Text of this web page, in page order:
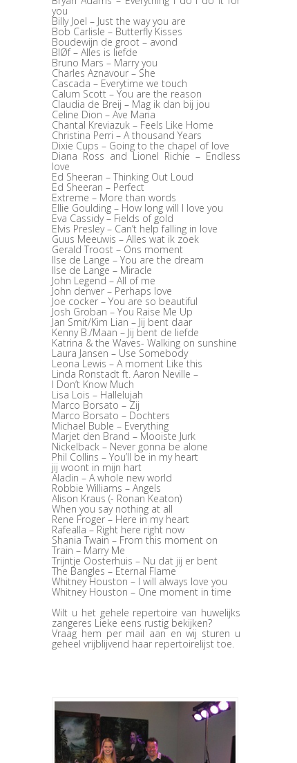
you
Billy Joel – Just the way you are
Bob Carlisle – Butterfly Kisses
Boudewijn de groot – avond
BlØf – Alles is liefde
Bruno Mars – Marry you
Charles Aznavour – She
Cascada – Everytime we touch
Calum Scott – You are the reason
Claudia de Breij – Mag ik dan bij jou
Celine Dion – Ave Maria
Chantal Kreviazuk – Feels Like Home
Christina Perri – A thousand Years
Dixie Cups – Going to the chapel of love
Diana Ross and Lionel Richie – Endless
love
Ed Sheeran – Thinking Out Loud
Ed Sheeran – Perfect
Extreme – More than words
Ellie Goulding – How long will I love you
Eva Cassidy – Fields of gold
Elvis Presley – Can’t help falling in love
Guus Meeuwis – Alles wat ik zoek
Gerald Troost – Ons moment
Ilse de Lange – You are the dream
Ilse de Lange – Miracle
John Legend – All of me
John denver – Perhaps love
Joe cocker – You are so beautiful
Josh Groban – You Raise Me Up
Jan Smit/Kim Lian – Jij bent daar
Kenny B./Maan – Jij bent de liefde
Katrina & the Waves- Walking on sunshine
Laura Jansen – Use Somebody
Leona Lewis – A moment Like this
Linda Ronstadt ft. Aaron Neville –
I Don’t Know Much
Lisa Lois – Hallelujah
Marco Borsato – Zij
Marco Borsato – Dochters
Michael Buble – Everything
Marjet den Brand – Mooiste Jurk
Nickelback – Never gonna be alone
Phil Collins – You’ll be in my heart
jij woont in mijn hart
Aladin – A whole new world
Robbie Williams – Angels
Alison Kraus (- Ronan Keaton)
When you say nothing at all
Rene Froger – Here in my heart
Rafealla – Right here right now
Shania Twain – From this moment on
Train – Marry Me
Trijntje Oosterhuis – Nu dat jij er bent
The Bangles – Eternal Flame
Whitney Houston – I will always love you
Whitney Houston – One moment in time
Wilt u het gehele repertoire van huwelijks
zangeres Lieke eens rustig bekijken?
Vraag hem per mail aan en wij sturen u
geheel vrijblijvend haar repertoirelijst toe.